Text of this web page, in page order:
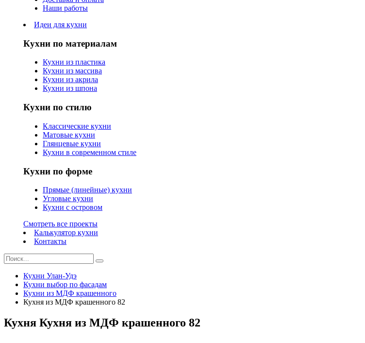
Наши работы
Идеи для кухни
Кухни по материалам
Кухни из пластика
Кухни из массива
Кухни из акрила
Кухни из шпона
Кухни по стилю
Классические кухни
Матовые кухни
Глянцевые кухни
Кухни в современном стиле
Кухни по форме
Прямые (линейные) кухни
Угловые кухни
Кухни с островом
Смотреть все проекты
Калькулятор кухни
Контакты
Кухни Улан-Удэ
Кухни выбор по фасадам
Кухни из МДФ крашенного
Кухня из МДФ крашенного 82
Кухня Кухня из МДФ крашенного 82